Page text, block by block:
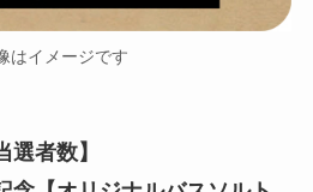
はイメージです
選者数】